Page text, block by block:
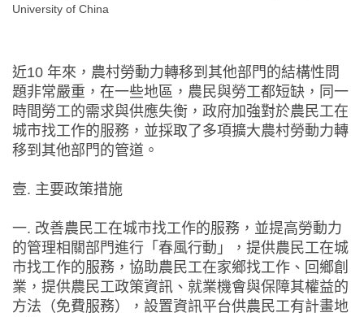
University of China
近10 年來，農村勞動力轉移到其他部門的結構性問
題非常嚴重，在一些地區，農民與勞工都短缺，同一
時間勞工的需求與供應失衡，政府加強對於農民工在
城市找工作的服務，並採取了多項擴大農村勞動力轉
移到其他部門的管道。
壹. 主要政策措施
一. 改善農民工在城市找工作的服務，並提高勞動力
的管理相關部門進行「春風行動」，提供農民工在城
市找工作的服務，協助農民工在家鄉找工作、回鄉創
業，提供農民工政策資訊、就業機會與保障其權益的
方法（免費服務），設置資訊平台供農民工有計畫地